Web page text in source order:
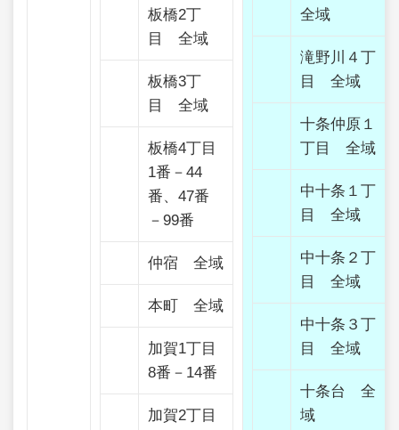
板橋2丁
目 全域
板橋3丁
目 全域
板橋4丁目
1番－44
番、47番
－99番
仲宿 全域
本町 全域
加賀1丁目
8番－14番
加賀2丁目
全域
滝野川４丁
目 全域
十条仲原１
丁目 全域
中十条１丁
目 全域
中十条２丁
目 全域
中十条３丁
目 全域
十条台 全
域